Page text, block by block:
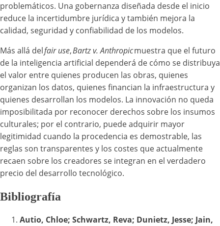
problemáticos. Una gobernanza diseñada desde el inicio
reduce la incertidumbre jurídica y también mejora la
calidad, seguridad y confiabilidad de los modelos.
Más allá delfair use,Bartz v. Anthropicmuestra que el futuro
de la inteligencia artificial dependerá de cómo se distribuya
el valor entre quienes producen las obras, quienes
organizan los datos, quienes financian la infraestructura y
quienes desarrollan los modelos. La innovación no queda
imposibilitada por reconocer derechos sobre los insumos
culturales; por el contrario, puede adquirir mayor
legitimidad cuando la procedencia es demostrable, las
reglas son transparentes y los costes que actualmente
recaen sobre los creadores se integran en el verdadero
precio del desarrollo tecnológico.
Bibliografía
Autio, Chloe; Schwartz, Reva; Dunietz, Jesse; Jain,